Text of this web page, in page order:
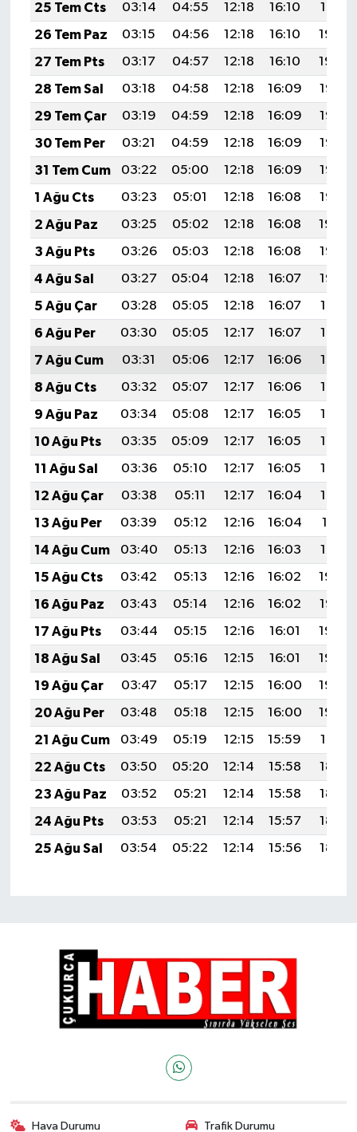
25 Tem Cts
03:14 04:55 12:18 16:10
19:31
26 Tem Paz
03:15 04:56 12:18 16:10
19:30
27 Tem Pts
03:17 04:57 12:18 16:10
19:29
28 Tem Sal
03:18 04:58 12:18 16:09
19:28
29 Tem Çar
03:19 04:59 12:18 16:09
19:27
30 Tem Per
03:21 04:59 12:18 16:09
19:27
31 Tem Cum
03:22 05:00 12:18 16:09
19:26
1 Ağu Cts
03:23 05:01 12:18 16:08
19:25
2 Ağu Paz
03:25 05:02 12:18 16:08
19:24
3 Ağu Pts
03:26 05:03 12:18 16:08
19:23
4 Ağu Sal
03:27 05:04 12:18 16:07
19:22
5 Ağu Çar
03:28 05:05 12:18 16:07
19:21
6 Ağu Per
03:30 05:05 12:17 16:07
19:19
7 Ağu Cum
03:31 05:06 12:17 16:06
19:18
8 Ağu Cts
03:32 05:07 12:17 16:06
19:17
9 Ağu Paz
03:34 05:08 12:17 16:05
19:16
10 Ağu Pts
03:35 05:09 12:17 16:05
19:15
11 Ağu Sal
03:36 05:10 12:17 16:05
19:14
12 Ağu Çar
03:38 05:11 12:17 16:04
19:12
13 Ağu Per
03:39 05:12 12:16 16:04
19:11
14 Ağu Cum
03:40 05:13 12:16 16:03
19:10
15 Ağu Cts
03:42 05:13 12:16 16:02
19:09
16 Ağu Paz
03:43 05:14 12:16 16:02
19:07
17 Ağu Pts
03:44 05:15 12:16 16:01
19:06
18 Ağu Sal
03:45 05:16 12:15 16:01
19:05
19 Ağu Çar
03:47 05:17 12:15 16:00
19:03
20 Ağu Per
03:48 05:18 12:15 16:00
19:02
21 Ağu Cum
03:49 05:19 12:15 15:59
19:01
22 Ağu Cts
03:50 05:20 12:14 15:58
18:59
23 Ağu Paz
03:52 05:21 12:14 15:58
18:58
24 Ağu Pts
03:53 05:21 12:14 15:57
18:57
25 Ağu Sal
03:54 05:22 12:14 15:56 18:55
Hava Durumu Trafik Durumu